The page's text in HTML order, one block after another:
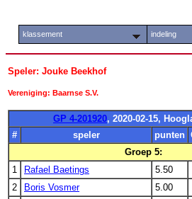
klassement indeling
Speler: Jouke Beekhof
Vereniging: Baarnse S.V.
GP 4-201920, 2020-02-15,
#
speler punten
Groep 5:
1
Rafael Baetings 5.50
2
Boris Vosmer 5.00